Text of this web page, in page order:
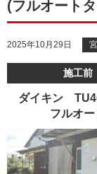
(フルオート
2025年10月29日
施工前
ダイキン
フルオー